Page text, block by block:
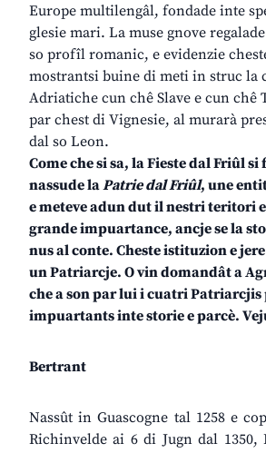
Europe multilengâl, fondade inte
glesie mari. La muse gnove
so profîl romanic, e evidenzie
mostrantsi buine di meti in struc la
Adriatiche cun chê Slave e cun chê
par chest di Vignesie, al murarà
dal so Leon.
Come che si sa, la Fieste dal Friûl si
nassude laPatrie dal Friûl, une
e meteve adun dut il nestri teritori
grande impuartance, ancje se la
nus al conte. Cheste istituzion e
un Patriarcje. O vin domandât a
che a son par lui i cuatri
impuartants inte storie e parcè.
Bertrant
Nassût in Guascogne tal 1258 e
Richinvelde ai 6 di Jugn dal 1350,